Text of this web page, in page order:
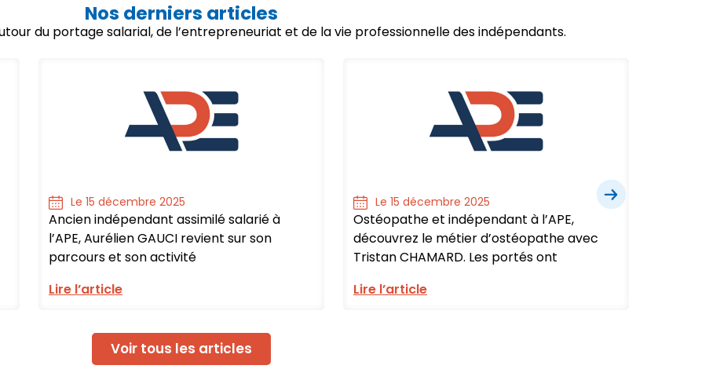
Nos derniers articles
du portage salarial, de l’entrepreneuriat et de la vie professionnelle des indépendants.
Le 15 décembre 2025
Ancien indépendant assimilé salarié à
l’APE, Aurélien GAUCI revient sur son
parcours et son activité
Lire l’article
Le 15 décembre 2025
Ostéopathe et indépendant à l’APE,
découvrez le métier d’ostéopathe avec
Tristan CHAMARD. Les portés ont
Lire l’article
Voir tous les articles